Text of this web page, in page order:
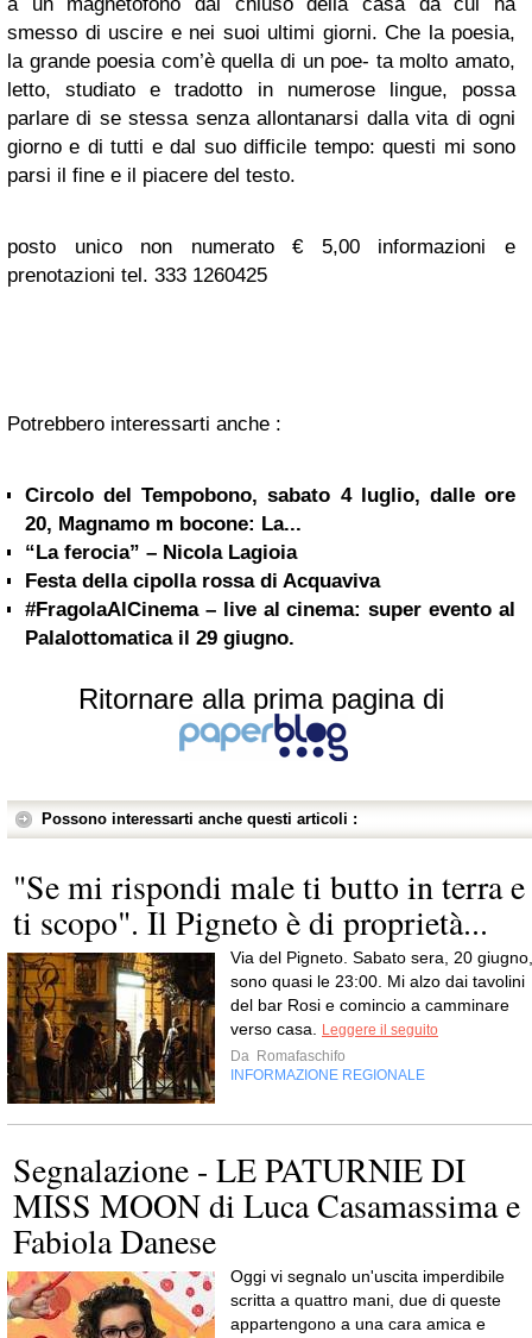
smesso di uscire e nei suoi ultimi giorni. Che la poesia,
la grande poesia com’è quella di un poe- ta molto amato,
letto, studiato e tradotto in numerose lingue, possa
parlare di se stessa senza allontanarsi dalla vita di ogni
giorno e di tutti e dal suo difficile tempo: questi mi sono
parsi il fine e il piacere del testo.
posto unico non numerato € 5,00 informazioni e
prenotazioni tel. 333 1260425
Potrebbero interessarti anche :
Circolo del Tempobono, sabato 4 luglio, dalle ore
20, Magnamo m bocone: La...
“La ferocia” – Nicola Lagioia
Festa della cipolla rossa di Acquaviva
#FragolaAlCinema – live al cinema: super evento al
Palalottomatica il 29 giugno.
Ritornare alla prima pagina di
Possono interessarti anche questi articoli :
"Se mi rispondi male ti butto in terra e
ti scopo". Il Pigneto è di proprietà...
Via del Pigneto. Sabato sera, 20 giugno,
sono quasi le 23:00. Mi alzo dai tavolini
del bar Rosi e comincio a camminare
verso casa.
Leggere il seguito
Da Romafaschifo
INFORMAZIONE REGIONALE
Segnalazione - LE PATURNIE DI
MISS MOON di Luca Casamassima e
Fabiola Danese
Oggi vi segnalo un'uscita imperdibile
scritta a quattro mani, due di queste
appartengono a una cara amica e